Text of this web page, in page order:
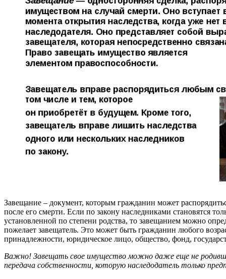
Завещание – документ, которым гражданин может
после его смерти. Если по закону наследниками становятся
установленной по степени родства, то завещанием можно
пожелает завещатель. Это может быть гражданин любого
принадлежности, юридическое лицо, общество, фонд,
Важно! Завещать свое имущество можно даже еще не
передача собственности, которую наследодатель только